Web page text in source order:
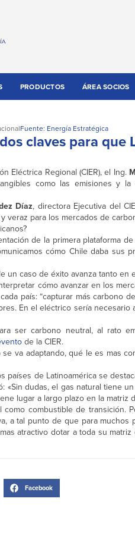
PRODUCTOS ÁREA SOCIOS
Fuente: Energía Estratégica
claves para
Eléctrica Regional (CIER), el Ing.
como las emisiones y
Díaz, directora Ejecutiva del
veraz para los mercados de
de la primera plataforma
cómo Chile daba sus
un caso de éxito avanza tanto
cómo avanzar en los
país: “capturar más carbono
En el eléctrico sería
ser carbono neutral, al rato
de la CIER.
va adaptando, qué le es mas
países de Latinoamérica se
«Sin dudas, el gas natural tiene
lugar a largo plazo en la matriz
combustible de
a tal punto de que para
atractivo dotar a toda su
Facebook